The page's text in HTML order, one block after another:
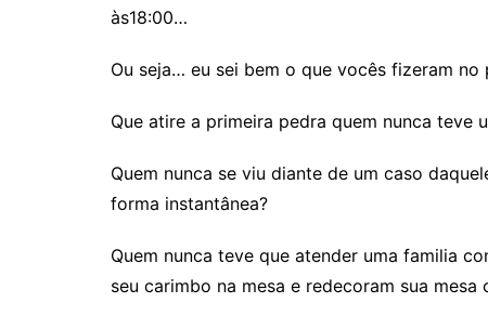
às18:00…
Ou seja… eu sei bem o que vocês fizeram no
Que atire a primeira pedra quem nunca teve
Quem nunca se viu diante de um caso
forma instantânea?
Quem nunca teve que atender uma familia
seu carimbo na mesa e redecoram sua mesa